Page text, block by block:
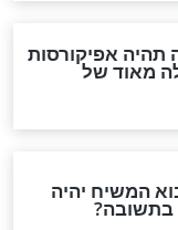
טראמפ
ועם הרבה